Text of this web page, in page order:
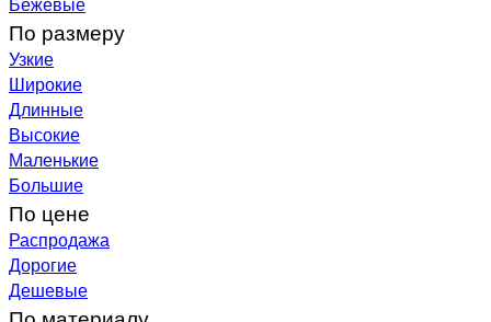
По размеру
Узкие
Широкие
Длинные
Высокие
Маленькие
Большие
По цене
Распродажа
Дорогие
Дешевые